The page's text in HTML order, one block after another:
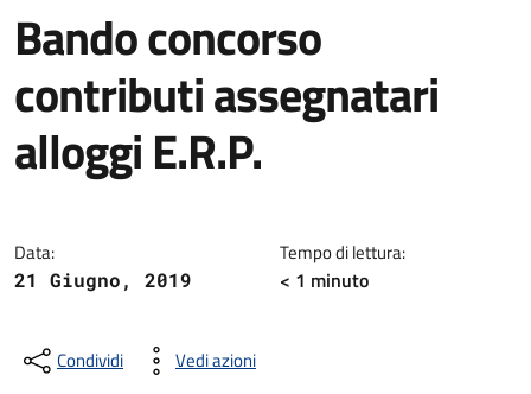
Bando concorso
contributi assegnatari
alloggi E.R.P.
Data:
21 Giugno, 2019
Tempo di lettura:
< 1 minuto
Condividi Vedi azioni